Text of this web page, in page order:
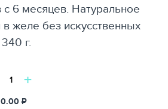
6 месяцев. Натуральное
желе без искусственных
г.
+
₽